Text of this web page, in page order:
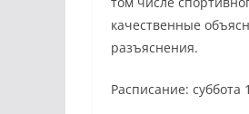
качественные
разъяснения.
Расписание: